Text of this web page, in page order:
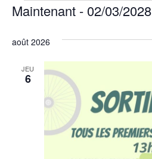
Maintenant - 02/03/2028
date.
août 2026
JEU
6